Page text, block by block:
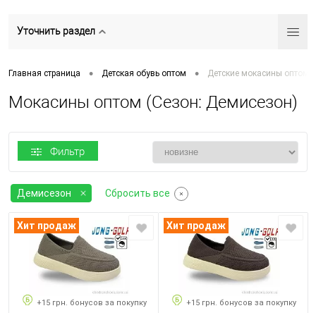
Уточнить раздел
Главная страница • Детская обувь оптом • Детские мокасины оптом
Мокасины оптом (Сезон: Демисезон)
Фильтр
Демисезон Сбросить все
Хит продаж
+15 грн. бонусов за покупку
Хит продаж
+15 грн. бонусов за покупку